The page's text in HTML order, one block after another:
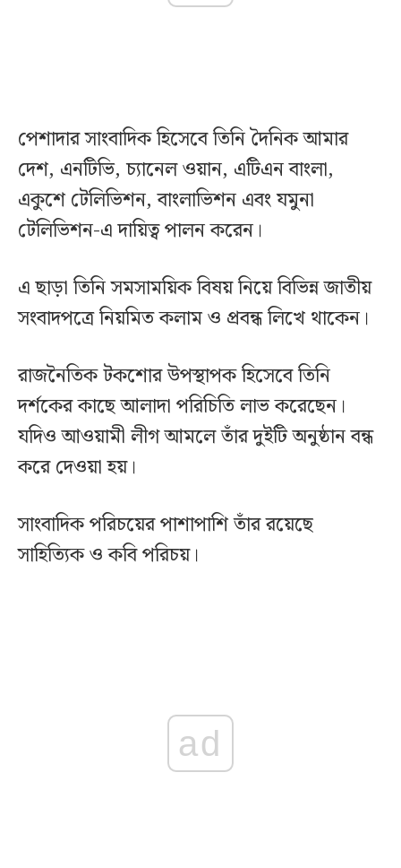
পেশাদার সাংবাদিক হিসেবে তিনি দৈনিক আমার
দেশ, এনটিভি, চ্যানেল ওয়ান, এটিএন বাংলা,
একুশে টেলিভিশন, বাংলাভিশন এবং যমুনা
টেলিভিশন-এ দায়িত্ব পালন করেন।
এ ছাড়া তিনি সমসাময়িক বিষয় নিয়ে বিভিন্ন জাতীয়
সংবাদপত্রে নিয়মিত কলাম ও প্রবন্ধ লিখে থাকেন।
রাজনৈতিক টকশোর উপস্থাপক হিসেবে তিনি
দর্শকের কাছে আলাদা পরিচিতি লাভ করেছেন।
যদিও আওয়ামী লীগ আমলে তাঁর দুইটি অনুষ্ঠান বন্ধ
করে দেওয়া হয়।
সাংবাদিক পরিচয়ের পাশাপাশি তাঁর রয়েছে
সাহিত্যিক ও কবি পরিচয়।
ad